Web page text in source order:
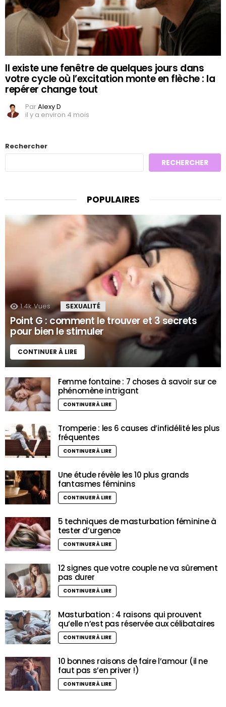
Il existe une fenêtre de quelques jours dans
votre cycle où l’excitation monte en flèche : la
repérer change tout
ParAlexy D
il y a environ 4 mois
Rechercher
RECHERCHER
POPULAIRES
1.4k Vues SEXUALITÉ
Point G : comment le trouver et 3 secrets
pour bien le stimuler
CONTINUER À LIRE
Femme fontaine : 7 choses à savoir sur ce
phénomène intrigant
CONTINUER À LIRE
Tromperie : les 6 causes d’infidélité les plus
fréquentes
CONTINUER À LIRE
Une étude révèle les 10 plus grands
fantasmes féminins
CONTINUER À LIRE
5 techniques de masturbation féminine à
tester d’urgence
CONTINUER À LIRE
12 signes que votre couple ne va sûrement
pas durer
CONTINUER À LIRE
Masturbation : 4 raisons qui prouvent
qu’elle n’est pas réservée aux célibataires
CONTINUER À LIRE
10 bonnes raisons de faire l’amour (il ne
faut pas s’en priver !)
CONTINUER À LIRE